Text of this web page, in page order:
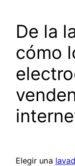
De la
cómo
Elegir una